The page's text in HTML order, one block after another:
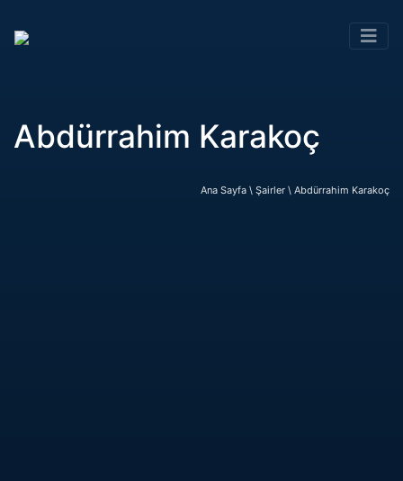
Abdürrahim Karakoç
Ana Sayfa \ Şairler \ Abdürrahim Karakoç